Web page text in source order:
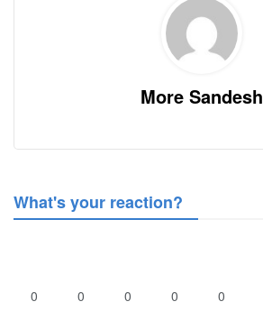
More Sandesh
What's your reaction?
0 0 0 0 0